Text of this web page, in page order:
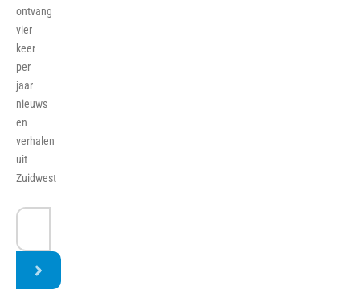
ontvang
vier
keer
per
jaar
nieuws
en
verhalen
uit
Zuidwest